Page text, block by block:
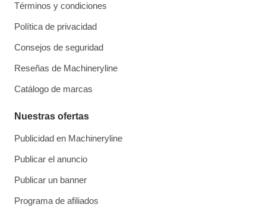
Términos y condiciones
Política de privacidad
Consejos de seguridad
Reseñas de Machineryline
Catálogo de marcas
Nuestras ofertas
Publicidad en Machineryline
Publicar el anuncio
Publicar un banner
Programa de afiliados